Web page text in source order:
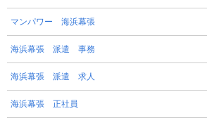
マンパワー 海浜幕張
海浜幕張 派遣 事務
海浜幕張 派遣 求人
海浜幕張 正社員